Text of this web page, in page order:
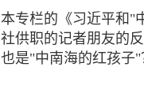
本专栏的《习近平和"
社供职的记者朋友的
也是"中南海的红孩子"